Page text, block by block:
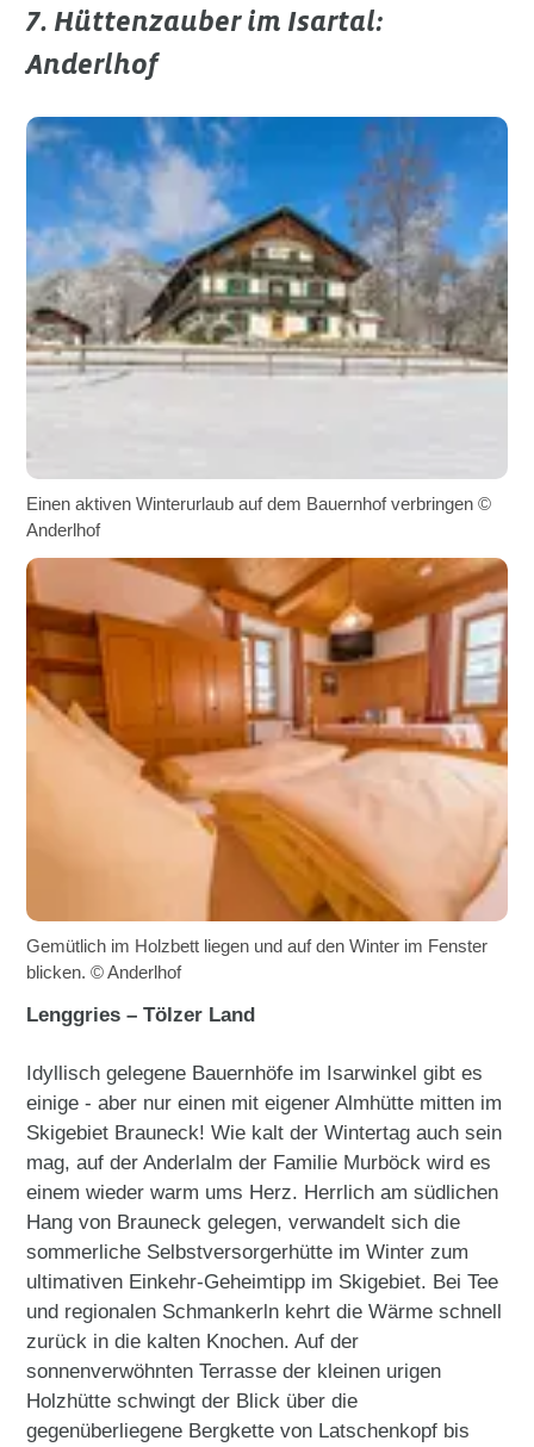
7. Hüttenzauber im Isartal:
Anderlhof
Einen aktiven Winterurlaub auf dem Bauernhof verbringen ©
Anderlhof
Gemütlich im Holzbett liegen und auf den Winter im Fenster
blicken. © Anderlhof
Lenggries – Tölzer Land
Idyllisch gelegene Bauernhöfe im Isarwinkel gibt es
einige - aber nur einen mit eigener Almhütte mitten im
Skigebiet Brauneck! Wie kalt der Wintertag auch sein
mag, auf der Anderlalm der Familie Murböck wird es
einem wieder warm ums Herz. Herrlich am südlichen
Hang von Brauneck gelegen, verwandelt sich die
sommerliche Selbstversorgerhütte im Winter zum
ultimativen Einkehr-Geheimtipp im Skigebiet. Bei Tee
und regionalen Schmankerln kehrt die Wärme schnell
zurück in die kalten Knochen. Auf der
sonnenverwöhnten Terrasse der kleinen urigen
Holzhütte schwingt der Blick über die
gegenüberliegene Bergkette von Latschenkopf bis